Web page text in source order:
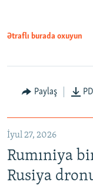
Ətraflı burada oxuyun
Paylaş
İyul 27, 2026
Rumıniya
Rusiya